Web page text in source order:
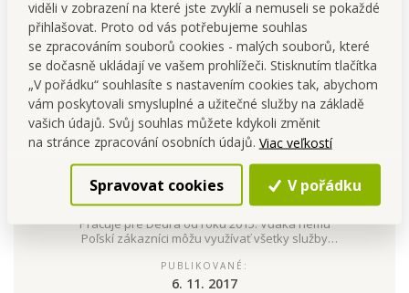
viděli v zobrazení na které jste zvyklí a nemuseli se pokaždé
přihlašovat. Proto od vás potřebujeme souhlas
se zpracováním souborů cookies - malých souborů, které
se dočasně ukládají ve vašem prohlížeči. Stisknutím tlačítka
„V pořádku“ souhlasíte s nastavením cookies tak, abychom
vám poskytovali smysluplné a užitečné služby na základě
vašich údajů. Svůj souhlas můžete kdykoli změnit
na stránce zpracování osobních údajů. Viac veľkostí
Spravovat cookies V pořádku
Podívej se do našeho návodu"Začněte již dnes"nebo
přímo doDEDRA marketingového plánu.
AUTOR ČLÁNKU:
Aleš Jančar
Pracuje pre Dedra od roku 2015. Vďaka nemu
Poľskí zákazníci môžu využívať všetky služby
PUBLIKOVANÉ:
6. 11. 2017